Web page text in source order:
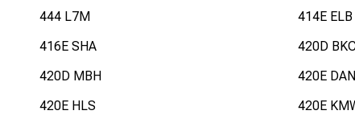
444 L7M
414E ELB
416E SHA
420D BKC
420D MBH
420E DAN
420E HLS
420E